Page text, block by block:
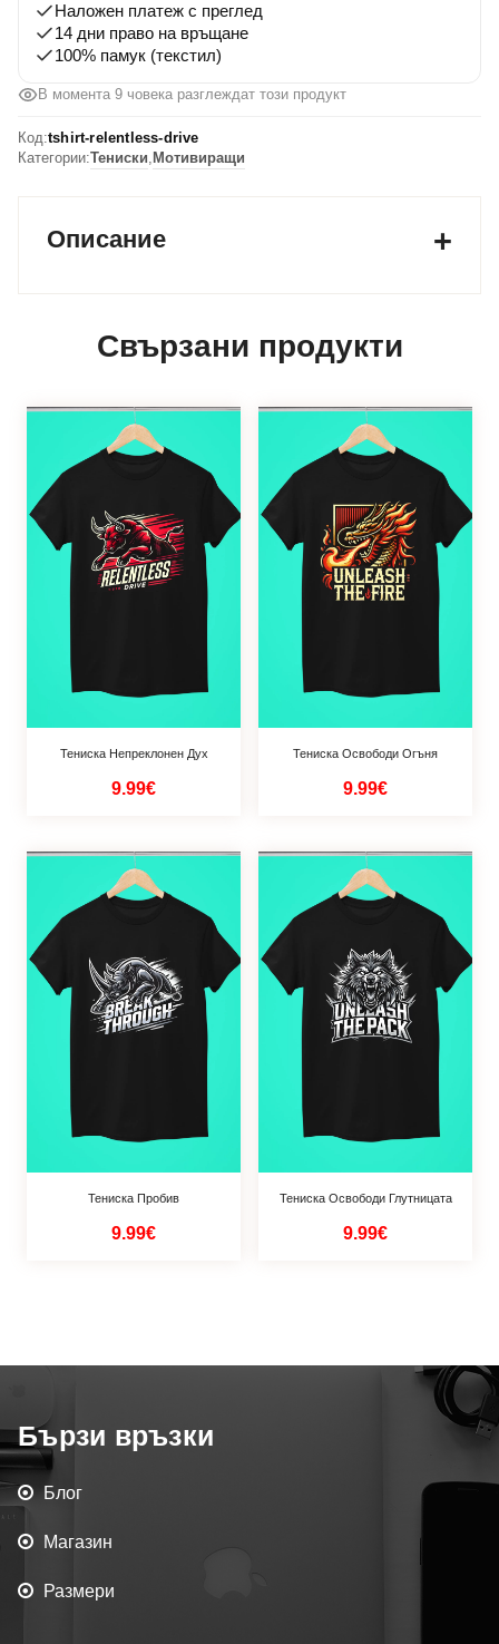
Наложен платеж с преглед
14 дни право на връщане
100% памук (текстил)
В момента 7 човека разглеждат този продукт
Код:tshirt-relentless-drive
Категории:Тениски, Мотивиращи
Описание
Свързани продукти
Тениска Непреклонен Дух
9.99€
Тениска Освободи Огъня
9.99€
Тениска Пробив
9.99€
Тениска Освободи Глутницата
9.99€
Бързи връзки
Блог
Магазин
Размери